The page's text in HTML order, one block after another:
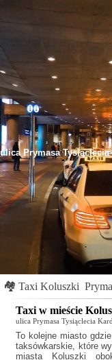
ulica Prymasa Tysiąclecia
🏘 Taxi Koluszki
Taxi w mieście
ulica Prymasa Tysiąclecia
To kolejne miasto
taksówkarskie, które
miasta Koluszki